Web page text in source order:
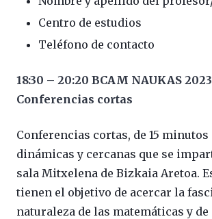
Centro de estudios
Teléfono de contacto
18:30 – 20:20 BCAM NAUKAS
Conferencias cortas
Conferencias cortas, de 15
dinámicas y cercanas que se
sala Mitxelena de Bizkaia Aretoa.
tienen el objetivo de acercar la
naturaleza de las matemáticas y de